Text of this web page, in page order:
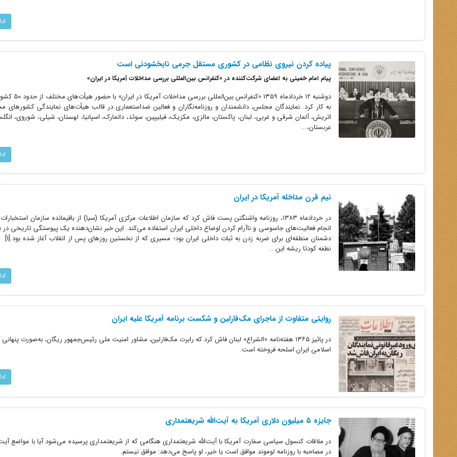
پیاده کردن نیروی نظامی در کشوری مستقل جرمی نابخشودنی است
پیام امام خمینی به اعضای شرکت‌کننده در «کنفرانس بین‌المللی بررسی مداخلات آمریکا در ایران»
دوشنبه ۱۲ خردادماه ۱۳۵۹
به کار کرد. نمایندگان مجلس، دانشمندان و روزنامه‌نگاران و فعالین ضداستعماری در قالب هیأت‌های نمایندگی کشورهای
اتریش، آلمان شرقی و غربی، لبنان، پاکستان، مالزی، مکزیک، فیلیپین، سوئد، دانمارک، اسپانیا، لهستان، شیلی، شوروی،
عربستان،...
نیم قرن مداخله آمریکا در ایران
در خردادماه ۱۳۸۳، روزنامه واشنگتن پست فاش کرد که سازمان اطلاعات مرکزی آمریکا (سیا) از باقیمانده سازمان
انجام فعالیت‌های جاسوسی و ناآرام کردن اوضاع داخلی ایران استفاده می‌کند. این خبر نشان‌دهنده یک پیوستگی تاریخی در
دشمنان منطقه‌ای
نطفه کودتا ریشه این...
روایتی متفاوت از ماجرای مک‌فارلین و شکست برنامه آمریکا علیه ایران
در پائیز ۱۳۶۵ هفته‌نامه «الشراع» لبنان فاش کرد که رابرت مک‌فارلین، مشاور امنیت ملی رئیس‌جمهور ریگان، به‌صورت
اسلامی ایران اسلحه فروخته است.
جایزه ۵ میلیون دلاری آمریکا به آیت‌الله شریعتمداری
در ملاقات کنسول سیاسی سفارت آمریکا با آیت‌الله شریعتمداری هنگامی که از شریعتمداری پرسیده می‌شود آیا با مواضع
در مصاحبه با روزنامه لوموند موافق است یا خیر، او پاسخ می‌دهد: موافق نیستم.